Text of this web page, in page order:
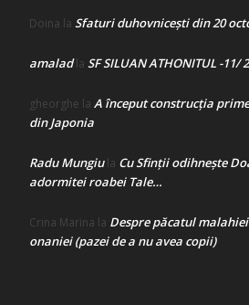
Doina la Sfaturi duhovnicești din 20
amaladla SF SILUAN ATHONITUL -11/
gheorghe la A început construcţia
din Japonia
Radu Mungiula Cu Sfinții odihnește
adormitei roabei Tale…
Crina Marina la Despre păcatul
onaniei (pazei de a nu avea copii)